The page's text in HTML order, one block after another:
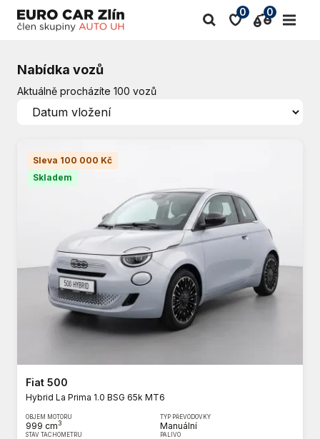
0 0
Nabídka vozů
Aktuálně procházíte 100 vozů
Sleva 100 000 Kč
Skladem
Fiat 500
Hybrid La Prima 1.0 BSG 65k MT6
OBJEM MOTORU
999 cm3
TYP PŘEVODOVKY
Manuální
STAV TACHOMETRU PALIVO